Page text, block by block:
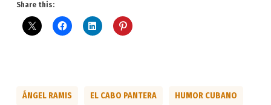
Share this:
ÁNGEL RAMIS EL CABO PANTERA HUMOR CUBANO